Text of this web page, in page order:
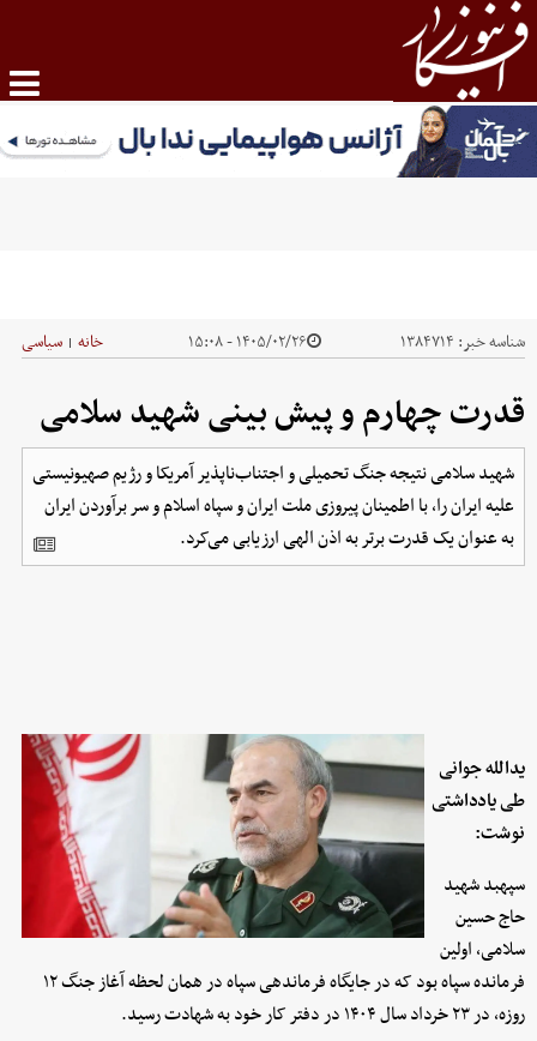
شناسه خبر: ۱۳۸۴۷۱۴ ۱۴۰۵/۰۲/۲۶ - ۱۵:۰۸ خانه | سیاسی
قدرت چهارم و پیش بینی شهید سلامی
شهید سلامی نتیجه جنگ تحمیلی و اجتناب‌ناپذیر آمریکا و رژیم صهیونیستی
علیه ایران را، با اطمینان پیروزی ملت ایران و سپاه اسلام و سر برآوردن ایران
به عنوان یک قدرت برتر به اذن الهی ارزیابی می‌کرد.
یدالله جوانی
طی یادداشتی
نوشت:
سپهبد شهید
حاج حسین
سلامی، اولین
فرمانده سپاه بود که در جایگاه فرماندهی سپاه در همان لحظه آغاز جنگ ۱۲
روزه، در ۲۳ خرداد سال ۱۴۰۴ در دفتر کار خود به شهادت رسید.